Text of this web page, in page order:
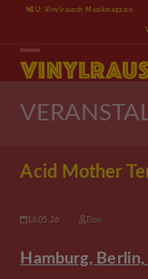
Skip
content
NEU: Vinylrausch Musikmagazin
Open
mobile
menu
Close
mobile
menu
Acid Mother
16.05.26 Don
Hamburg,